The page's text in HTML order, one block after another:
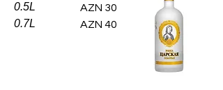
0.5L AZN 30
0.7L AZN 40